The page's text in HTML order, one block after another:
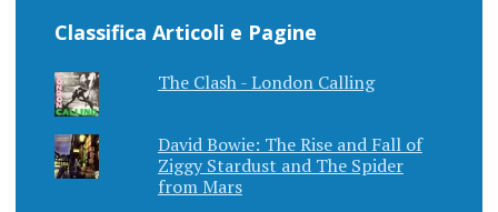
Classifica Articoli e Pagine
The Clash - London Calling
David Bowie: The Rise and Fall of
Ziggy Stardust and The Spider
from Mars